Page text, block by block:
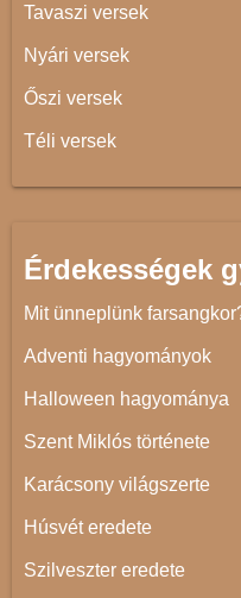
Tavaszi versek
Nyári versek
Őszi versek
Téli versek
Érdekességek
Mit ünneplünk
Adventi hagyományok
Halloween hagyománya
Szent Miklós története
Karácsony világszerte
Húsvét eredete
Szilveszter eredete